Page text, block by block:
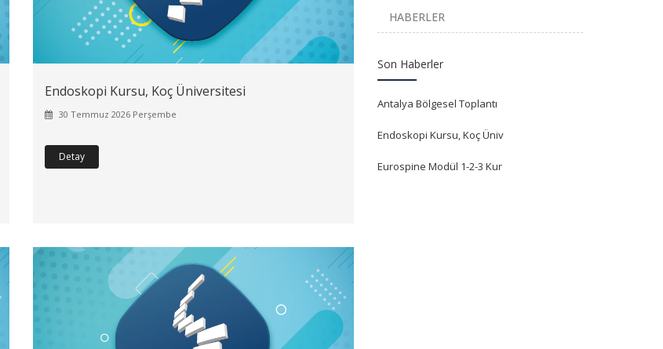
Endoskopi Kursu, Koç Üniversitesi
30 Temmuz 2026 Perşembe
Detay
HABERLER
Son Haberler
Antalya Bölgesel Toplantı
Endoskopi Kursu, Koç Üniv
Eurospine Modül 1-2-3 Kur